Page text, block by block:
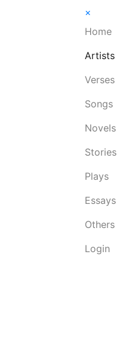
×
Home
Artists
Verses
Songs
Novels
Stories
Plays
Essays
Others
Login